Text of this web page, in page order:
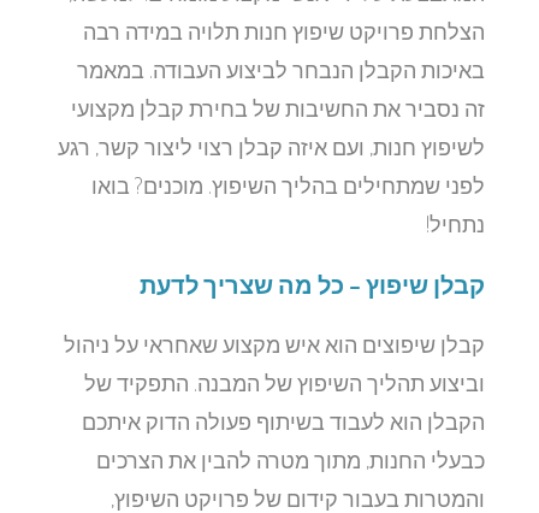
הצלחת פרויקט שיפוץ חנות תלויה במידה רבה
באיכות הקבלן הנבחר לביצוע העבודה. במאמר
זה נסביר את החשיבות של בחירת קבלן מקצועי
לשיפוץ חנות, ועם איזה קבלן רצוי ליצור קשר, רגע
לפני שמתחילים בהליך השיפוץ. מוכנים? בואו
נתחיל!
קבלן שיפוץ – כל מה שצריך לדעת
קבלן שיפוצים הוא איש מקצוע שאחראי על ניהול
וביצוע תהליך השיפוץ של המבנה. התפקיד של
הקבלן הוא לעבוד בשיתוף פעולה הדוק איתכם
כבעלי החנות, מתוך מטרה להבין את הצרכים
והמטרות בעבור קידום של פרויקט השיפוץ,